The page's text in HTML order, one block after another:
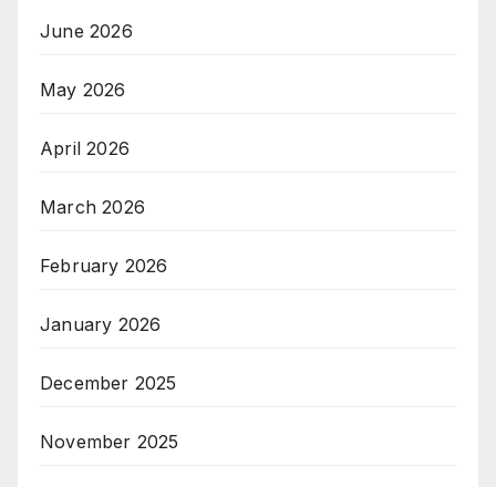
June 2026
May 2026
April 2026
March 2026
February 2026
January 2026
December 2025
November 2025